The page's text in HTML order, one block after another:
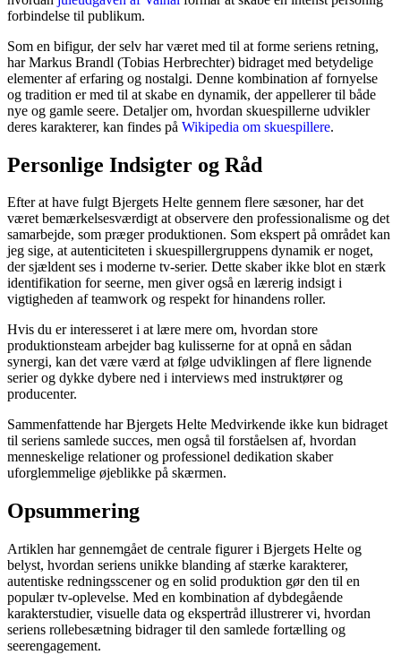
forbindelse til publikum.
Som en bifigur, der selv har været med til at forme seriens retning,
har Markus Brandl (Tobias Herbrechter) bidraget med betydelige
elementer af erfaring og nostalgi. Denne kombination af fornyelse
og tradition er med til at skabe en dynamik, der appellerer til både
nye og gamle seere. Detaljer om, hvordan skuespillerne udvikler
deres karakterer, kan findes på Wikipedia om skuespillere.
Personlige Indsigter og Råd
Efter at have fulgt Bjergets Helte gennem flere sæsoner, har det
været bemærkelsesværdigt at observere den professionalisme og det
samarbejde, som præger produktionen. Som ekspert på området kan
jeg sige, at autenticiteten i skuespillergruppens dynamik er noget,
der sjældent ses i moderne tv-serier. Dette skaber ikke blot en stærk
identifikation for seerne, men giver også en lærerig indsigt i
vigtigheden af teamwork og respekt for hinandens roller.
Hvis du er interesseret i at lære mere om, hvordan store
produktionsteam arbejder bag kulisserne for at opnå en sådan
synergi, kan det være værd at følge udviklingen af flere lignende
serier og dykke dybere ned i interviews med instruktører og
producenter.
Sammenfattende har Bjergets Helte Medvirkende ikke kun bidraget
til seriens samlede succes, men også til forståelsen af, hvordan
menneskelige relationer og professionel dedikation skaber
uforglemmelige øjeblikke på skærmen.
Opsummering
Artiklen har gennemgået de centrale figurer i Bjergets Helte og
belyst, hvordan seriens unikke blanding af stærke karakterer,
autentiske redningsscener og en solid produktion gør den til en
populær tv-oplevelse. Med en kombination af dybdegående
karakterstudier, visuelle data og ekspertråd illustrerer vi, hvordan
seriens rollebesætning bidrager til den samlede fortælling og
seerengagement.